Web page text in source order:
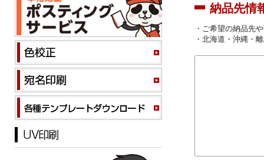
納品先情
・ご希望の納品先
・北海道・沖縄・